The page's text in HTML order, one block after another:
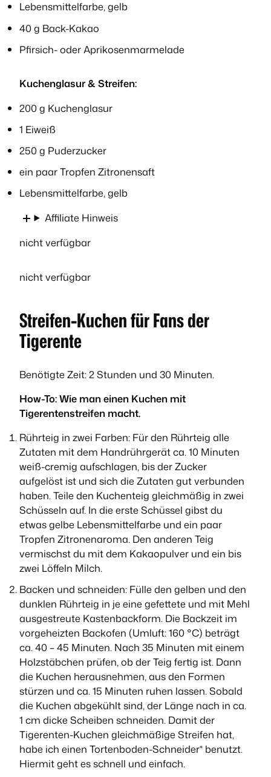
Lebensmittelfarbe, gelb
40 g Back-Kakao
Pfirsich- oder Aprikosenmarmelade
Kuchenglasur & Streifen:
200 g Kuchenglasur
1 Eiweiß
250 g Puderzucker
ein paar Tropfen Zitronensaft
Lebensmittelfarbe, gelb
Affiliate Hinweis
nicht verfügbar
nicht verfügbar
Streifen-Kuchen für Fans der
Tigerente
Benötigte Zeit: 2 Stunden und 30 Minuten.
How-To: Wie man einen Kuchen mit
Tigerentenstreifen macht.
Rührteig in zwei Farben: Für den Rührteig alle
Zutaten mit dem Handrührgerät ca. 10 Minuten
weiß-cremig aufschlagen, bis der Zucker
aufgelöst ist und sich die Zutaten gut verbunden
haben. Teile den Kuchenteig gleichmäßig in zwei
Schüsseln auf. In die erste Schüssel gibst du
etwas gelbe Lebensmittelfarbe und ein paar
Tropfen Zitronenaroma. Den anderen Teig
vermischst du mit dem Kakaopulver und ein bis
zwei Löffeln Milch.
Backen und schneiden: Fülle den gelben und den
dunklen Rührteig in je eine gefettete und mit Mehl
ausgestreute Kastenbackform. Die Backzeit im
vorgeheizten Backofen (Umluft: 160 °C) beträgt
ca. 40 – 45 Minuten. Nach 35 Minuten mit einem
Holzstäbchen prüfen, ob der Teig fertig ist. Dann
die Kuchen herausnehmen, aus den Formen
stürzen und ca. 15 Minuten ruhen lassen. Sobald
die Kuchen abgekühlt sind, der Länge nach in ca.
1 cm dicke Scheiben schneiden. Damit der
Tigerenten-Kuchen gleichmäßige Streifen hat,
habe ich einen Tortenboden-Schneider* benutzt.
Hiermit geht es schnell und einfach.